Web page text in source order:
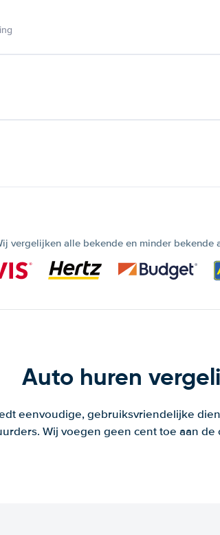
vergelijken alle bekende en minder bekende
Auto huren
eenvoudige, gebruiksvriendelijke
Wij voegen geen cent toe aan de